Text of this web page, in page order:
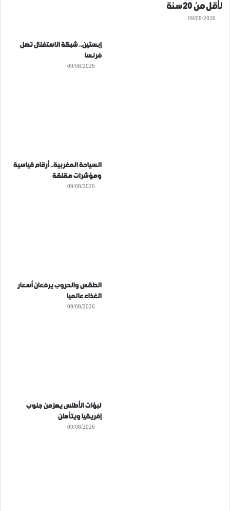
لأقل من 20 سنة
09/08/2026
إبستين.. شبكة الاستغلال تصل
فرنسا
09/08/2026
السياحة المغربية.. أرقام قياسية
ومؤشرات مقلقة
09/08/2026
الطقس والحروب يرفعان أسعار
الغذاء عالميا
09/08/2026
لبؤات الأطلس يهزمن جنوب
إفريقيا ويتأهلن
09/08/2026